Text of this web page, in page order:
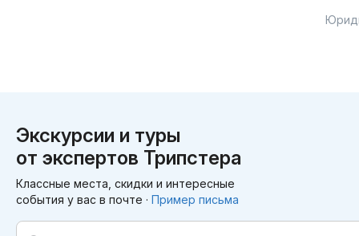
Экскурсии и туры
от экспертов Трипстера
Классные места, скидки и интересные
события у вас в почте · Пример письма